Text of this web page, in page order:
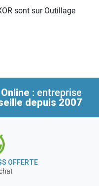
sont sur Outillage
: entreprise
depuis 2007
OFFERTE